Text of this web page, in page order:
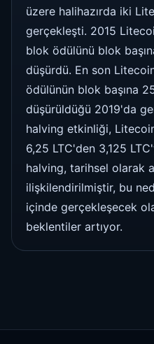
üzere halihazırda iki
gerçekleşti. 2015
blok ödülünü blok
düşürdü. En son
ödülünün blok başına
düşürüldüğü 2019'da
halving etkinliği,
6,25 LTC'den 3,125
halving, tarihsel olarak
ilişkilendirilmiştir, bu
içinde gerçekleşecek
beklentiler artıyor.